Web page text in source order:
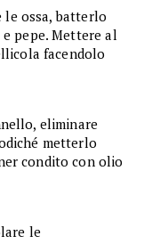
ossa, batterlo
pepe. Mettere al
facendolo
eliminare
metterlo
condito con olio
le